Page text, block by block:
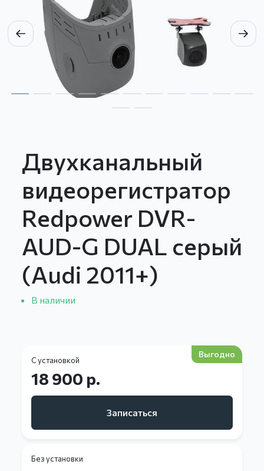
Двухканальный
видеорегистратор
Redpower DVR-
AUD-G DUAL серый
(Audi 2011+)
В наличии
С установкой
Выгодно
18 900 р.
Записаться
Без установки